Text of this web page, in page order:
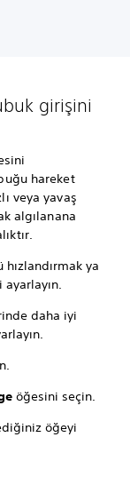
girişini
hareket
veya yavaş
algılanana
ya
daha iyi
öğesini seçin.
öğeyi